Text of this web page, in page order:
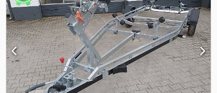
en charge autorisée, essieu tandem réglable, freinage par inertie,
rouleaux de qualité supérieure, support de treuil et roue de
support/ailes en plastique noir, le tout à un prix promotionnel
pour les modèles disponibles pendant la période de l'offre ! Pour
les bateaux d'environ 6,50 m et d'un poids de 1500 kg. Dodpfjzl Hx
Iex Anxjkr Uniquement en ligne sur trailershop.de. Pour les
commandes par téléphone, veuillez avoir à portée de main le
numéro d'identification Scout ou une copie imprimée de cette
annonce ! 07/26 303025